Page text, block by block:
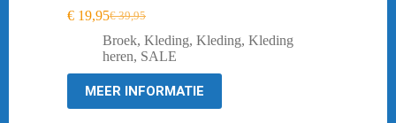
€39,95
Oorspronkelijke
prijs
was:
€ 39,95.
€ 19,95Huidige
prijs
is:
€ 19,95.
Broek, Kleding, Kleding, Kleding
heren, SALE
MEER INFORMATIE